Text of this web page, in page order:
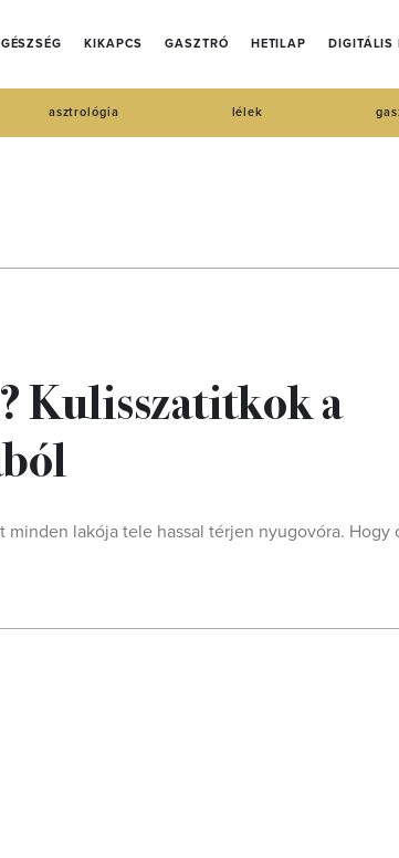
KIKAPCS GASZTRÓ HETILAP DIGITÁLIS
asztrológia lélek
Kulisszatitkok a
lakója tele hassal térjen nyugovóra. Hogy